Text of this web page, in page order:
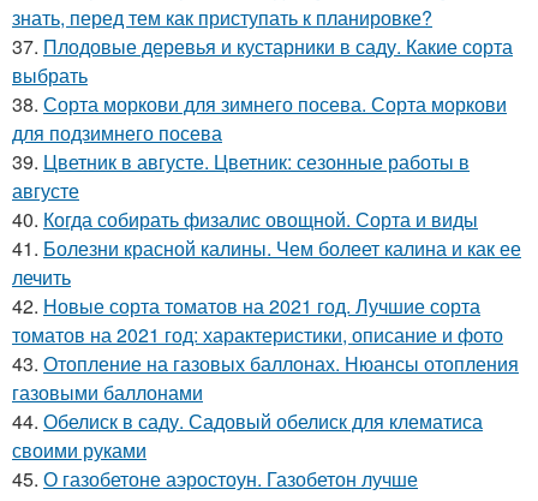
знать, перед тем как приступать к планировке?
37. Плодовые деревья и кустарники в саду. Какие сорта
выбрать
38. Сорта моркови для зимнего посева. Сорта моркови
для подзимнего посева
39. Цветник в августе. Цветник: сезонные работы в
августе
40. Когда собирать физалис овощной. Сорта и виды
41. Болезни красной калины. Чем болеет калина и как ее
лечить
42. Новые сорта томатов на 2021 год. Лучшие сорта
томатов на 2021 год: характеристики, описание и фото
43. Отопление на газовых баллонах. Нюансы отопления
газовыми баллонами
44. Обелиск в саду. Садовый обелиск для клематиса
своими руками
45. О газобетоне аэростоун. Газобетон лучше